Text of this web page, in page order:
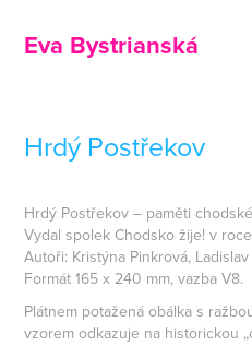
Eva Bystrianská
Hrdý Postřekov
Hrdý Postřekov – paměti
Vydal spolek Chodsko žije! v
Autoři: Kristýna Pinkrová,
Formát 165 x 240 mm, vazba V8.
Plátnem potažená obálka s
vzorem odkazuje na historickou